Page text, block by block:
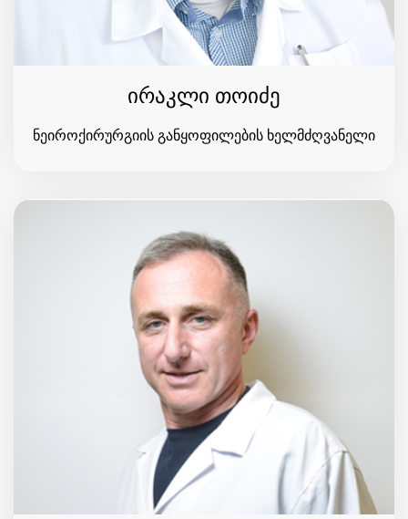
ირაკლი თოიძე
ნეიროქირურგიის განყოფილების ხელმძღვანელი